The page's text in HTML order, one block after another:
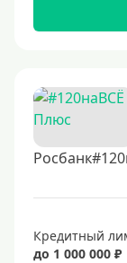
Кредитный
до 1 000 000 ₽